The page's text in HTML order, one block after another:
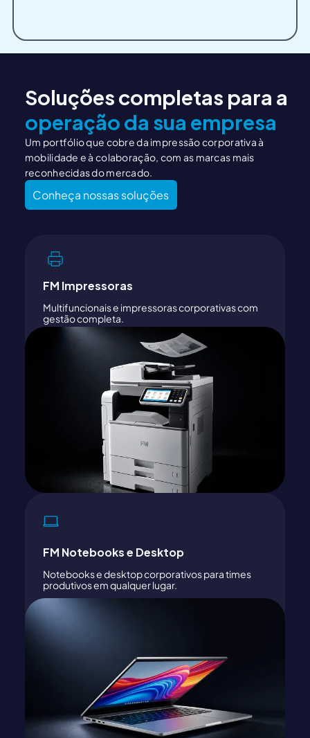
Soluções completas para a
operação da sua empresa
Um portfólio que cobre da impressão corporativa à
mobilidade e à colaboração, com as marcas mais
reconhecidas do mercado.
Conheça nossas soluções
FM Impressoras
Multifuncionais e impressoras corporativas com
gestão completa.
FM Notebooks e Desktop
Notebooks e desktop corporativos para times
produtivos em qualquer lugar.